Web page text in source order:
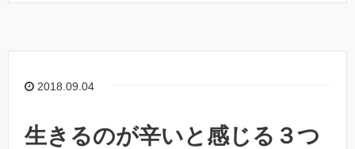
2018.09.04
生きるのが辛いと感じる３つ